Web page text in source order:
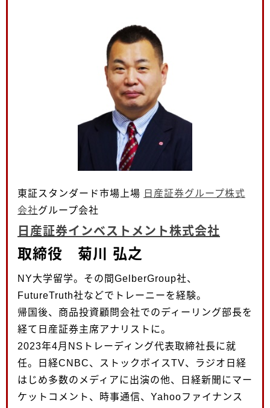
東証スタンダード市場上場 日産証券グループ株式
会社グループ会社
日産証券インベストメント株式会社
取締役 菊川 弘之
NY大学留学。その間GelberGroup社、
FutureTruth社などでトレーニーを経験。
帰国後、商品投資顧問会社でのディーリング部長を
経て日産証券主席アナリストに。
2023年4月NSトレーディング代表取締社長に就
任。日経CNBC、ストックボイスTV、ラジオ日経
はじめ多数のメディアに出演の他、日経新聞にマー
ケットコメント、時事通信、Yahooファイナンス